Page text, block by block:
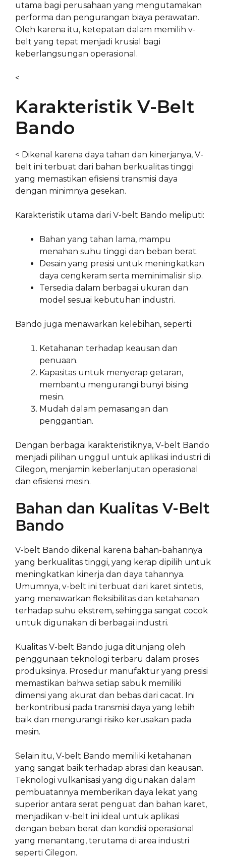
utama bagi perusahaan yang mengutamakan
performa dan pengurangan biaya perawatan.
Oleh karena itu, ketepatan dalam memilih v-
belt yang tepat menjadi krusial bagi
keberlangsungan operasional.
<
Karakteristik V-Belt
Bando
< Dikenal karena daya tahan dan kinerjanya, V-
belt ini terbuat dari bahan berkualitas tinggi
yang memastikan efisiensi transmisi daya
dengan minimnya gesekan.
Karakteristik utama dari V-belt Bando meliputi:
Bahan yang tahan lama, mampu
menahan suhu tinggi dan beban berat.
Desain yang presisi untuk meningkatkan
daya cengkeram serta meminimalisir slip.
Tersedia dalam berbagai ukuran dan
model sesuai kebutuhan industri.
Bando juga menawarkan kelebihan, seperti:
Ketahanan terhadap keausan dan
penuaan.
Kapasitas untuk menyerap getaran,
membantu mengurangi bunyi bising
mesin.
Mudah dalam pemasangan dan
penggantian.
Dengan berbagai karakteristiknya, V-belt Bando
menjadi pilihan unggul untuk aplikasi industri di
Cilegon, menjamin keberlanjutan operasional
dan efisiensi mesin.
Bahan dan Kualitas V-Belt
Bando
V-belt Bando dikenal karena bahan-bahannya
yang berkualitas tinggi, yang kerap dipilih untuk
meningkatkan kinerja dan daya tahannya.
Umumnya, v-belt ini terbuat dari karet sintetis,
yang menawarkan fleksibilitas dan ketahanan
terhadap suhu ekstrem, sehingga sangat cocok
untuk digunakan di berbagai industri.
Kualitas V-belt Bando juga ditunjang oleh
penggunaan teknologi terbaru dalam proses
produksinya. Prosedur manufaktur yang presisi
memastikan bahwa setiap sabuk memiliki
dimensi yang akurat dan bebas dari cacat. Ini
berkontribusi pada transmisi daya yang lebih
baik dan mengurangi risiko kerusakan pada
mesin.
Selain itu, V-belt Bando memiliki ketahanan
yang sangat baik terhadap abrasi dan keausan.
Teknologi vulkanisasi yang digunakan dalam
pembuatannya memberikan daya lekat yang
superior antara serat penguat dan bahan karet,
menjadikan v-belt ini ideal untuk aplikasi
dengan beban berat dan kondisi operasional
yang menantang, terutama di area industri
seperti Cilegon.